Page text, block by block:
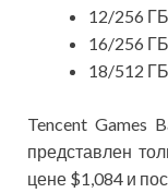
12/256
16/256
18/512
Tencent Games
представлен
цене $1,084 и